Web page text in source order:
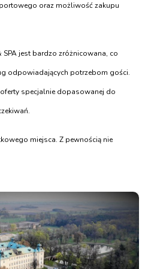
oraz możliwość zakupu
jest bardzo zróżnicowana, co
odpowiadających potrzebom gości.
specjalnie dopasowanej do
miejsca. Z pewnością nie